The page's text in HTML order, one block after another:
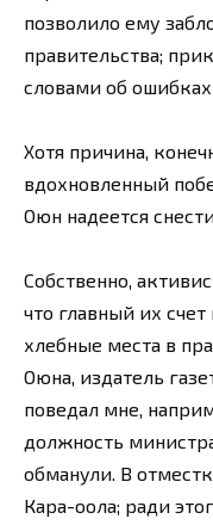
позволило ему
правительства;
словами об
Хотя причина,
вдохновленный
Оюн надеется
Собственно,
что главный их
хлебные места в
Оюна, издатель
поведал мне,
должность
обманули. В
Кара-оола; ради